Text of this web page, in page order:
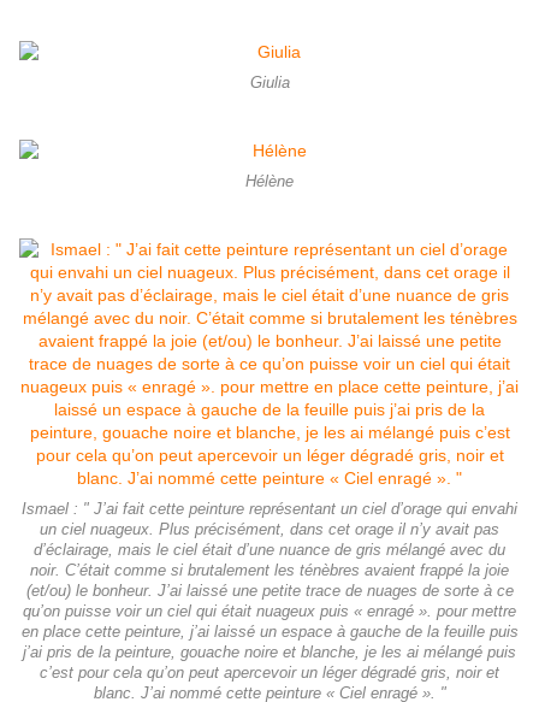
Giulia
Hélène
Ismael : " J’ai fait cette peinture représentant un ciel d’orage qui envahi
un ciel nuageux. Plus précisément, dans cet orage il n’y avait pas
d’éclairage, mais le ciel était d’une nuance de gris mélangé avec du
noir. C’était comme si brutalement les ténèbres avaient frappé la joie
(et/ou) le bonheur. J’ai laissé une petite trace de nuages de sorte à ce
qu’on puisse voir un ciel qui était nuageux puis « enragé ». pour mettre
en place cette peinture, j’ai laissé un espace à gauche de la feuille puis
j’ai pris de la peinture, gouache noire et blanche, je les ai mélangé puis
c’est pour cela qu’on peut apercevoir un léger dégradé gris, noir et
blanc. J’ai nommé cette peinture « Ciel enragé ». "